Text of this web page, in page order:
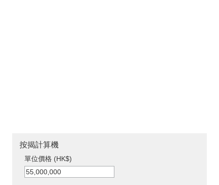
按揭計算機
單位價格 (HK$)